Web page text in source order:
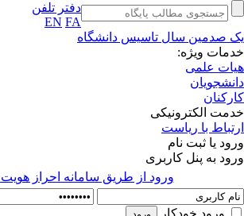
دفتر تلفن
EN FA
صدمین سال تاسیس دانشگاه
ویژه:
علمی
الکترونیکی
با ریاست
یا ثبت نام
به پنل کاربری
ورود از طريق سامانه احراز هويت
ورود خودکار